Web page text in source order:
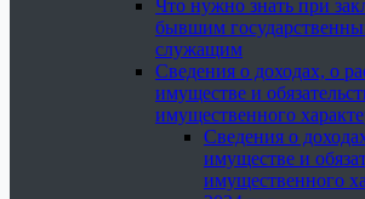
Что нужно знать при
бывшим
служащим
Сведения о доходах, о
имуществе и
имущественного
Сведения о
имуществе и
имущественного